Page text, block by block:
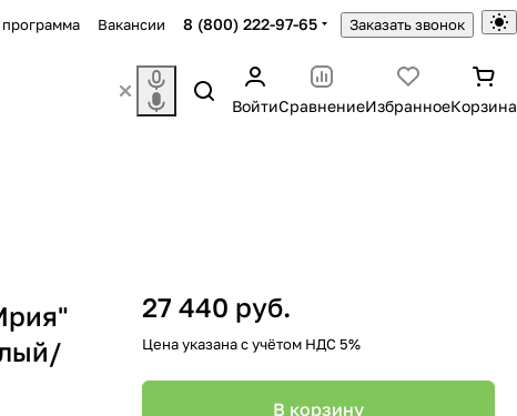
Вакансии 8 (800) 222-97-65 Заказать звонок
ВойтиСравнениеИзбранноеКорзина
27 440 руб.
Цена указана с учётом НДС 5%
В корзину